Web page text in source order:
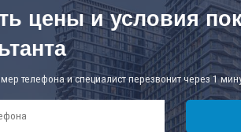
цены и условия
телефона и специалист перезвонит через 1